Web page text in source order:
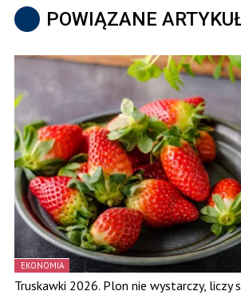
POWIĄZANE
EKONOMIA
Truskawki 2026. Plon nie wystarczy, liczy